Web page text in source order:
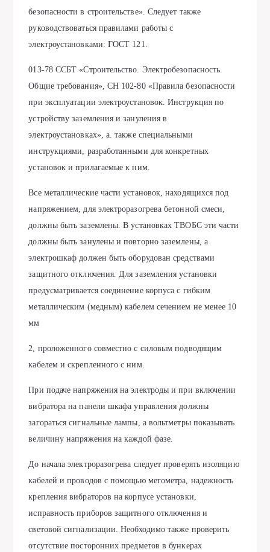
безопасности в строительстве». Следует также
руководствоваться правилами работы с
электроустановками: ГОСТ 121.
013-78 ССБТ «Строительство. Электробезопасность.
Общие требования», СН 102-80 «Правила безопасности
при эксплуатации электроустановок. Инструкция по
устройству заземления и зануления в
электроустановках», а. также специальными
инструкциями, разработанными для конкретных
установок и прилагаемые к ним.
Все металлические части установок, находящихся под
напряжением, для электроразогрева бетонной смеси,
должны быть заземлены. В установках ТВОБС эти части
должны быть занулены и повторно заземлены, а
электрошкаф должен быть оборудован средствами
защитного отключения. Для заземления установки
предусматривается соединение корпуса с гибким
металлическим (медным) кабелем сечением не менее 10
мм
2, проложенного совместно с силовым подводящим
кабелем и скрепленного с ним.
При подаче напряжения на электроды и при включении
вибратора на панели шкафа управления должны
загораться сигнальные лампы, а вольтметры показывать
величину напряжения на каждой фазе.
До начала электроразогрева следует проверять изоляцию
кабелей и проводов с помощью мегометра, надежность
крепления вибраторов на корпусе установки,
исправность приборов защитного отключения и
световой сигнализации. Необходимо также проверить
отсутствие посторонних предметов в бункерах